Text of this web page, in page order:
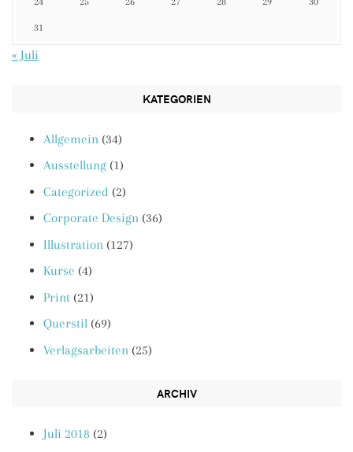
31
« Juli
KATEGORIEN
Allgemein (34)
Ausstellung (1)
Categorized (2)
Corporate Design (36)
Illustration (127)
Kurse (4)
Print (21)
Querstil (69)
Verlagsarbeiten (25)
ARCHIV
Juli 2018 (2)